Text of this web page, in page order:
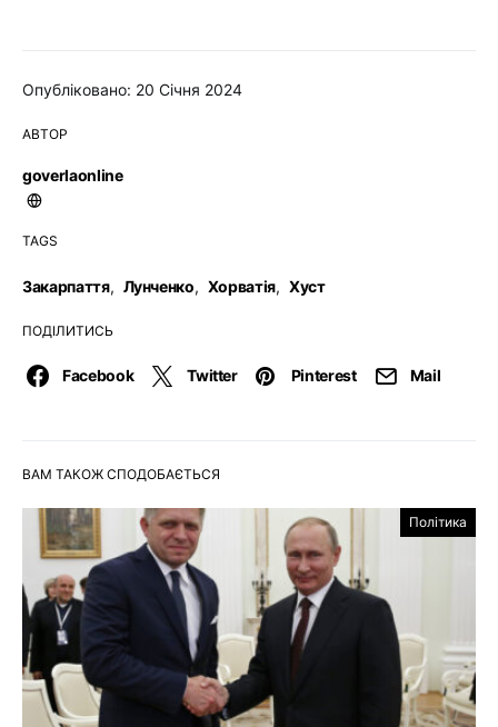
Опубліковано: 20 Січня 2024
АВТОР
goverlaonline
TAGS
Закарпаття, Лунченко, Хорватія, Хуст
ПОДІЛИТИСЬ
Facebook Twitter Pinterest Mail
ВАМ ТАКОЖ СПОДОБАЄТЬСЯ
Політика